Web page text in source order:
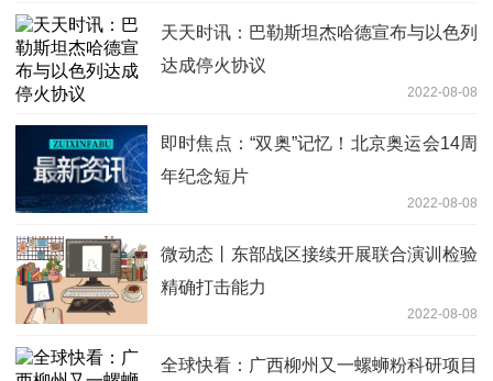
天天时讯：巴勒斯坦杰哈德宣布与以色列
达成停火协议
2022-08-08
即时焦点：“双奥”记忆！北京奥运会14周
年纪念短片
2022-08-08
微动态丨东部战区接续开展联合演训检验
精确打击能力
2022-08-08
全球快看：广西柳州又一螺蛳粉科研项目